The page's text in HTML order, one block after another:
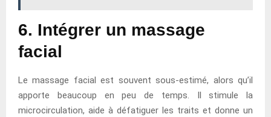
6. Intégrer un massage
facial
Le massage facial est souvent sous-estimé, alors qu’il
apporte beaucoup en peu de temps. Il stimule la
microcirculation, aide à défatiguer les traits et donne un